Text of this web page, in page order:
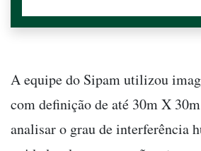
A equipe do Sipam utilizou
com definição de até 30m X
analisar o grau de interferência